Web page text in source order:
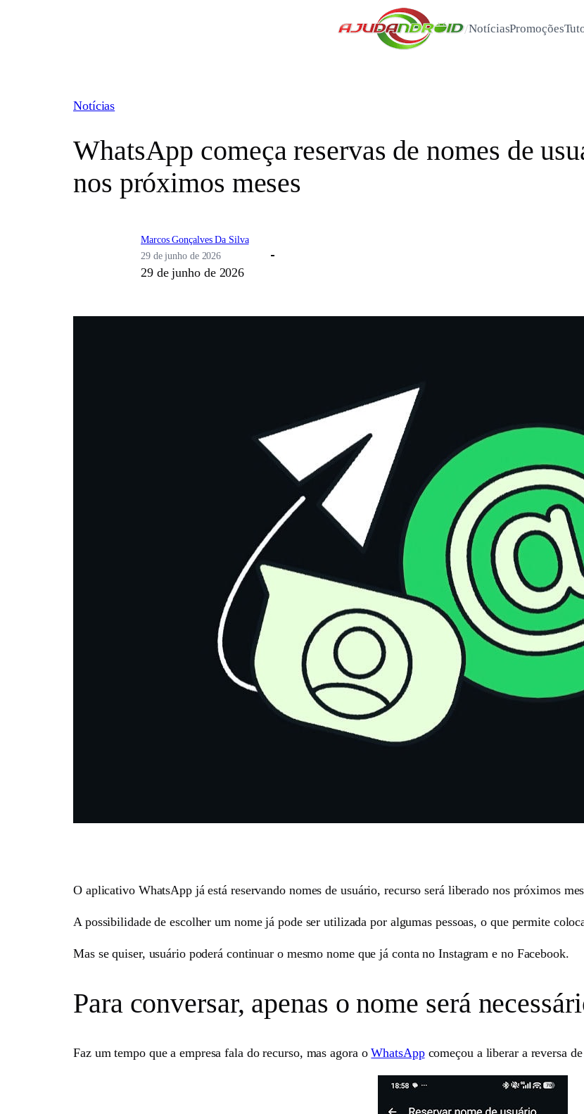
/NotíciasPromoções
Notícias
WhatsApp começa reservas de nomes de
nos próximos meses
Marcos Gonçalves Da Silva
29 de junho de 2026
29 de junho de 2026
O aplicativo WhatsApp já está reservando nomes de usuário, recurso será liberado nos próximos
A possibilidade de escolher um nome já pode ser utilizada por algumas pessoas, o que permite
Mas se quiser, usuário poderá continuar o mesmo nome que já conta no Instagram e no Facebook.
Para conversar, apenas o nome será
Faz um tempo que a empresa fala do recurso, mas agora oWhatsAppcomeçou a liberar a reversa